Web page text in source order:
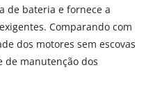
de bateria e fornece a
Comparando com
dos motores sem escovas
de manutenção dos